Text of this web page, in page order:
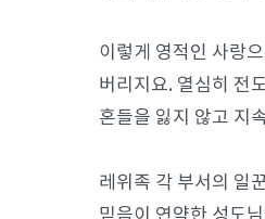
이렇게 영적인 사랑
버리지요. 열심히 전
혼들을 잃지 않고 지
레위족 각 부서의 일